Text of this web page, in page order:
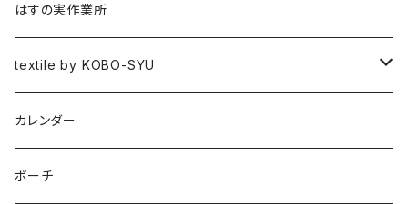
作品集
図録
はすの実作業所
textile by KOBO-SYU
HISASHI IGARASHI
カレンダー
ポーチ